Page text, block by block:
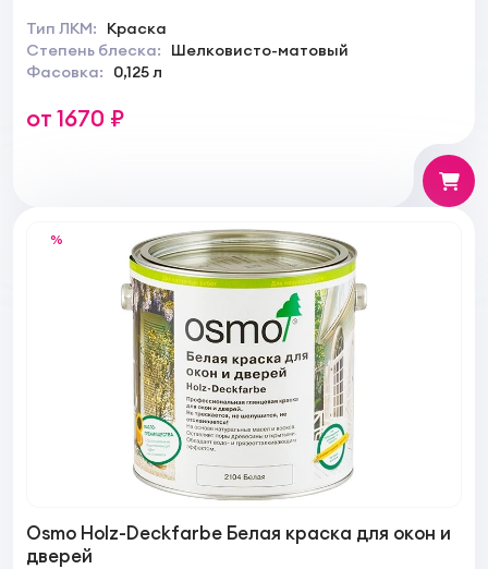
Тип ЛКМ:
Краска
Степень блеска:
Шелковисто-матовый
Фасовка:
0,125 л
от 1670 ₽
%
Osmo Holz-Deckfarbe Белая краска для окон и
дверей